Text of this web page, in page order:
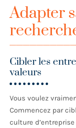
Adapter
Cibler les
valeurs
Vous voulez
Commencez par
culture